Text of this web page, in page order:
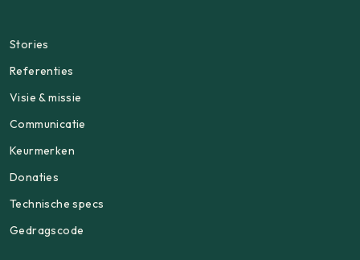
Stories
Referenties
Visie & missie
Communicatie
Keurmerken
Donaties
Technische specs
Gedragscode